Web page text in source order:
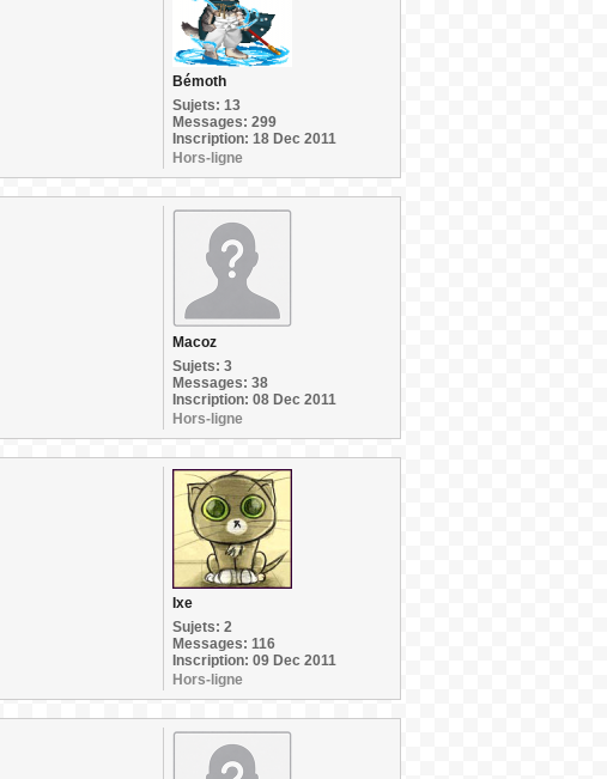
Bémoth
Sujets: 13
Messages: 299
Inscription: 18 Dec 2011
Hors-ligne
Macoz
Sujets: 3
Messages: 38
Inscription: 08 Dec 2011
Hors-ligne
Ixe
Sujets: 2
Messages: 116
Inscription: 09 Dec 2011
Hors-ligne